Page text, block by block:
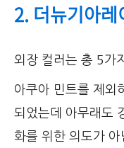
2. 더뉴기아레
외장 컬러는 총 5가
아쿠아 민트를 제외
되었는데 아무래도
화를 위한 의도가 아